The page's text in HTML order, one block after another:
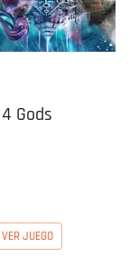
4 Gods
VER JUEGO